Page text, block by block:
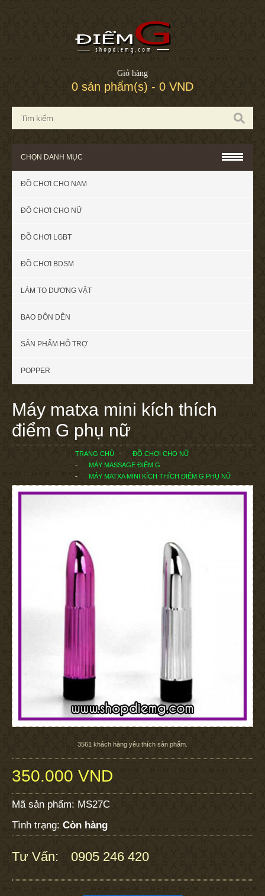
Giỏ hàng
0 sản phẩm(s) - 0 VND
CHỌN DANH MỤC
ĐỒ CHƠI CHO NAM
ĐỒ CHƠI CHO NỮ
ĐỒ CHƠI LGBT
ĐỒ CHƠI BDSM
LÀM TO DƯƠNG VẬT
BAO ĐÔN DÊN
SẢN PHẨM HỖ TRỢ
POPPER
Máy matxa mini kích thích
điểm G phụ nữ
TRANG CHỦ
ĐỒ CHƠI CHO NỮ
MÁY MASSAGE ĐIỂM G
MÁY MATXA MINI KÍCH THÍCH ĐIỂM G PHỤ NỮ
3561 khách hàng yêu thích sản phẩm.
350.000 VND
Mã sản phẩm: MS27C
Tình trạng: Còn hàng
Tư Vấn: 0905 246 420